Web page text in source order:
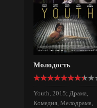
Молодость
Youth, 2015; Драма,
Комедия, Мелодрама,